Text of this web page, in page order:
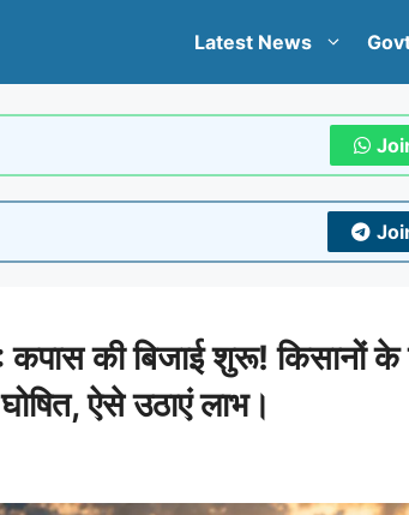
Latest News
की बिजाई शुरू! किसानों के
ऐसे उठाएं लाभ।